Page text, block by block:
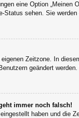
eine Option
sehen. Sie
Zeitzone. In
geändert
immer noch falsch!
haben und die